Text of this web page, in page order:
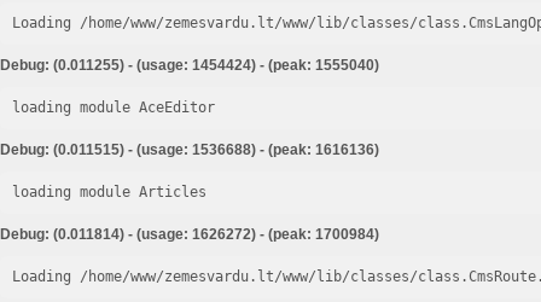
Loading /home/www/zemesvardu.lt/www/lib/classes/
Debug: (0.011255) - (usage: 1454424) - (peak: 1555040)
loading module AceEditor
Debug: (0.011515) - (usage: 1536688) - (peak: 1616136)
loading module Articles
Debug: (0.011814) - (usage: 1626272) - (peak: 1700984)
Loading /home/www/zemesvardu.lt/www/lib/classes/